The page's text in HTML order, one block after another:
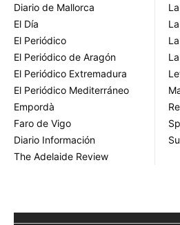
Diario de Mallorca
El Día
El Periódico
El Periódico de Aragón
El Periódico Extremadura
El Periódico Mediterráneo
Empordà
Faro de Vigo
Diario Información
The Adelaide Review